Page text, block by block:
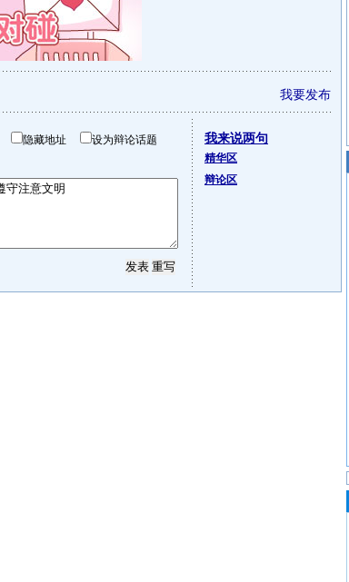
我要发布
隐藏地址 设为辩论话题 我来说两句
精华区
辩论区